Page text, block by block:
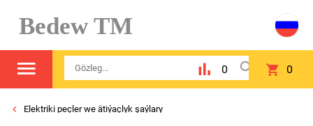
Bedew TM
0 0
Elektriki peçler we ätiýaçlyk şaýlary